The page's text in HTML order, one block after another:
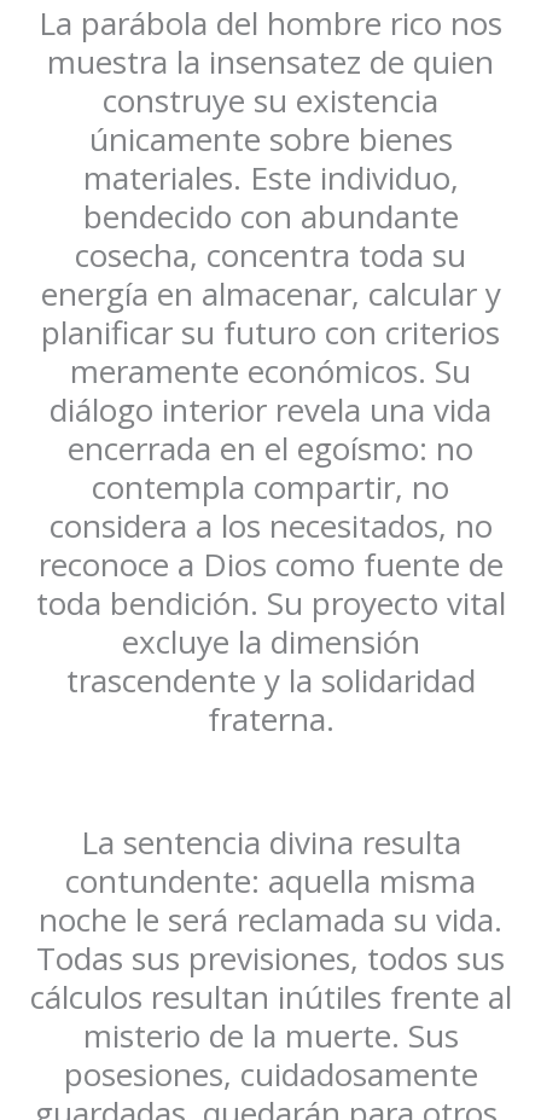
La parábola del hombre rico nos
muestra la insensatez de quien
construye su existencia
únicamente sobre bienes
materiales. Este individuo,
bendecido con abundante
cosecha, concentra toda su
energía en almacenar, calcular y
planificar su futuro con criterios
meramente económicos. Su
diálogo interior revela una vida
encerrada en el egoísmo: no
contempla compartir, no
considera a los necesitados, no
reconoce a Dios como fuente de
toda bendición. Su proyecto vital
excluye la dimensión
trascendente y la solidaridad
fraterna.
La sentencia divina resulta
contundente: aquella misma
noche le será reclamada su vida.
Todas sus previsiones, todos sus
cálculos resultan inútiles frente al
misterio de la muerte. Sus
posesiones, cuidadosamente